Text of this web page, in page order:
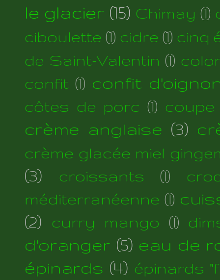
le glacier (15) Chimay (1)
ciboulette (1) cidre (1) cinq
de Saint-Valentin (1)
confit (1) confit
côtes de porc (1) coupe
crème anglaise (3)
crème glacée miel
(3) croissants (1)
méditerranéenne (1)
(2)
curry mango (1)
d'oranger (5) eau de
épinards (4) épinards